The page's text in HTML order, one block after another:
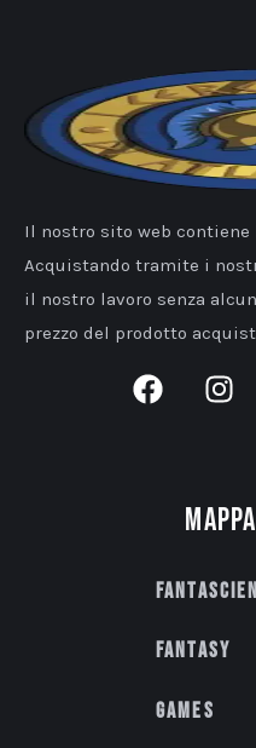
Il nostro sito web
Acquistando tramite i
il nostro lavoro senza
prezzo del prodotto
Fantasy
Games